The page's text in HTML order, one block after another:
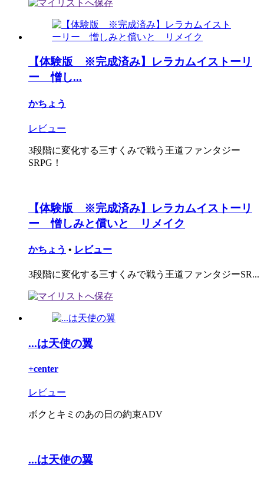
【体験版 ※完成済み】レラカムイストーリ
ー 憎し...
かちょう
レビュー
3段階に変化する三すくみで戦う王道ファンタジー
SRPG！
【体験版 ※完成済み】レラカムイストーリ
ー 憎しみと償いと リメイク
かちょう • レビュー
3段階に変化する三すくみで戦う王道ファンタジーSR...
...は天使の翼
+center
レビュー
ボクとキミのあの日の約束ADV
...は天使の翼